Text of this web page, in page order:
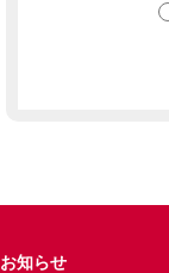
お知らせ